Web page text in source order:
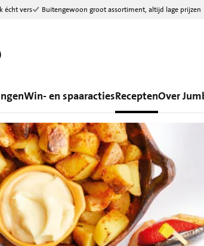
écht vers Buitengewoon groot assortiment, altijd lage prijzen
Win- en spaaractiesReceptenOver